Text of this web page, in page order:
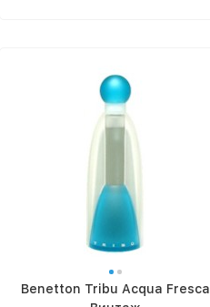
Benetton Tribu Acqua Fresca